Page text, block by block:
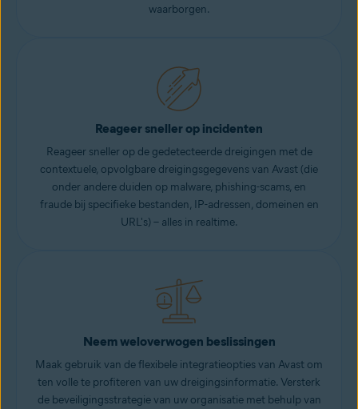
waarborgen.
Reageer sneller op incidenten
Reageer sneller op de gedetecteerde dreigingen met de
contextuele, opvolgbare dreigingsgegevens van Avast (die
onder andere duiden op malware, phishing-scams, en
fraude bij specifieke bestanden, IP-adressen, domeinen en
URL's) – alles in realtime.
Neem weloverwogen beslissingen
Maak gebruik van de flexibele integratieopties van Avast om
ten volle te profiteren van uw dreigingsinformatie. Versterk
de beveiligingsstrategie van uw organisatie met behulp van